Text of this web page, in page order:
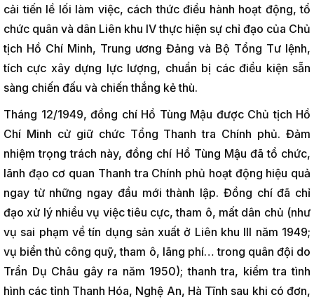
cải tiến lề lối làm việc, cách thức điều hành hoạt động, tổ
chức quân và dân Liên khu IV thực hiện sự chỉ đạo của Chủ
tịch Hồ Chí Minh, Trung ương Đảng và Bộ Tổng Tư lệnh,
tích cực xây dựng lực lượng, chuẩn bị các điều kiện sẵn
sàng chiến đấu và chiến thắng kẻ thù.
Tháng 12/1949, đồng chí Hồ Tùng Mậu được Chủ tịch Hồ
Chí Minh cử giữ chức Tổng Thanh tra Chính phủ. Đảm
nhiệm trọng trách này, đồng chí Hồ Tùng Mậu đã tổ chức,
lãnh đạo cơ quan Thanh tra Chính phủ hoạt động hiệu quả
ngay từ những ngay đầu mới thành lập. Đồng chí đã chỉ
đạo xử lý nhiều vụ việc tiêu cực, tham ô, mất dân chủ (như
vụ sai phạm về tín dụng sản xuất ở Liên khu III năm 1949;
vụ biển thủ công quỹ, tham ô, lãng phí… trong quân đội do
Trần Dụ Châu gây ra năm 1950); thanh tra, kiểm tra tình
hình các tỉnh Thanh Hóa, Nghệ An, Hà Tĩnh sau khi có đơn,